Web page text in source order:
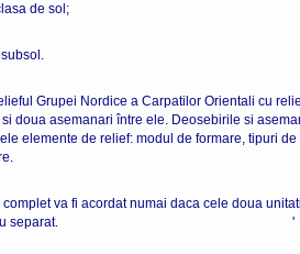
de sol;
de subsol.
Grupei Nordice a Carpatilor Orientali cu
doua asemanari între ele. Deosebirile si
elemente de relief: modul de formare, tipuri
complet va fi acordat numai daca cele doua
si nu separat. '